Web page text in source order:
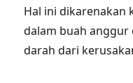
Hal ini dikarenakan
dalam buah
darah dari